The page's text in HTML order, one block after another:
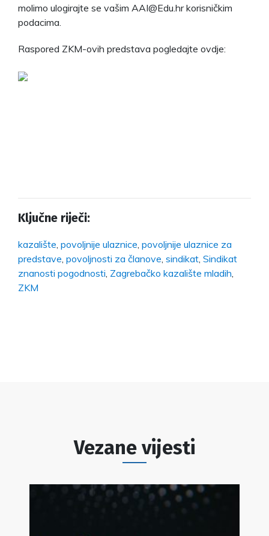
molimo ulogirajte se vašim AAI@Edu.hr korisničkim
podacima.
Raspored ZKM-ovih predstava pogledajte ovdje:
Ključne riječi:
kazalište povoljnije ulaznice povoljnije ulaznice za
predstave povoljnosti za članove sindikat Sindikat
znanosti pogodnosti Zagrebačko kazalište mladih
ZKM
Vezane vijesti